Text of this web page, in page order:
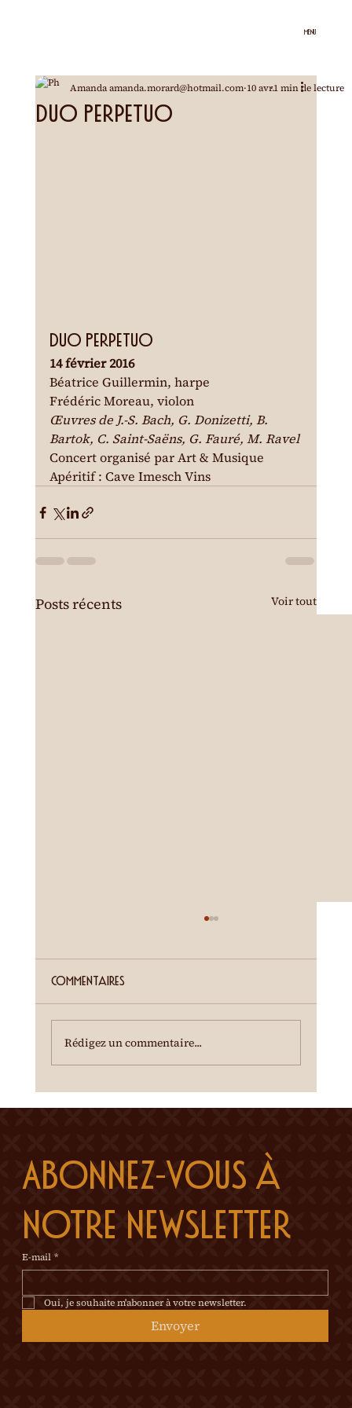
MENU
Abonnez-vous à
notre newsletter
E-mail *
Oui, je souhaite m'abonner à votre newsletter.
Envoyer
Duo Perpetuo
Amanda amanda.morard@hotmail.com 10 avr.1 min de lecture
Duo Perpetuo
14 février 2016
Béatrice Guillermin, harpe
Frédéric Moreau, violon
Œuvres de J.-S. Bach, G. Donizetti, B.
Bartok, C. Saint-Saëns, G. Fauré, M. Ravel
Concert organisé par Art & Musique
Apéritif : Cave Imesch Vins
Posts récents Voir tout
Cour de la Ferme du Château Mercier
Entrée gratuite Restauration dès 19h00
Commentaires
Rédigez un commentaire...